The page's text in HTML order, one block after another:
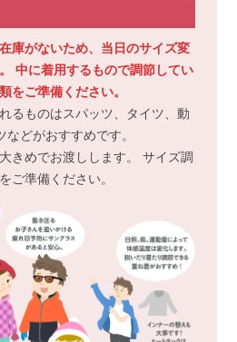
庫がないため、当日のサイズ変
中に着用するもので調節してい
をご準備ください。
るものはスパッツ、タイツ、動
どがおすすめです。
きめでお渡しします。 サイズ調
ご準備ください。